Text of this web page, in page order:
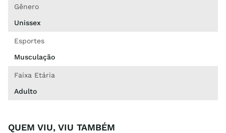
Gênero
Unissex
Esportes
Musculação
Faixa Etária
Adulto
QUEM VIU, VIU TAMBÉM